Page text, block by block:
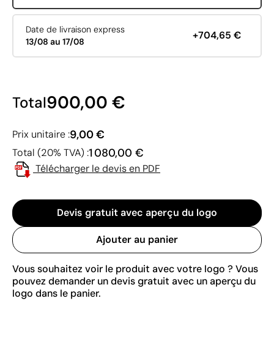
Date de livraison express
13/08 au 17/08
+704,65 €
Total900,00 €
Prix unitaire :9,00 €
Total (20% TVA) :1 080,00 €
Télécharger le devis en PDF
Devis gratuit avec aperçu du logo
Ajouter au panier
Vous souhaitez voir le produit avec votre logo ? Vous
pouvez demander un devis gratuit avec un aperçu du
logo dans le panier.